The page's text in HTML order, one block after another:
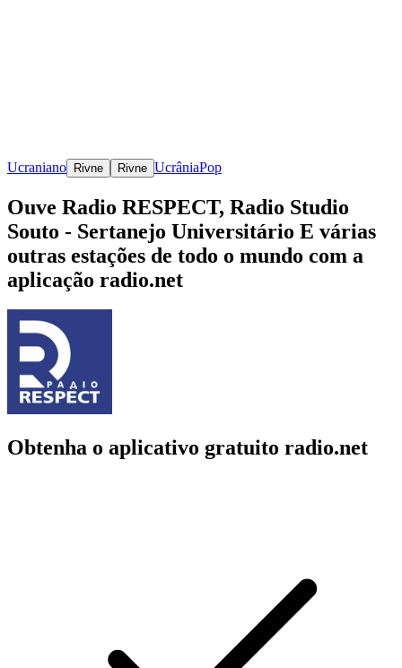
Ucraniano Rivne Rivne UcrâniaPop
Ouve Radio RESPECT, Radio Studio
Souto - Sertanejo Universitário E várias
outras estações de todo o mundo com a
aplicação radio.net
Obtenha o aplicativo gratuito radio.net